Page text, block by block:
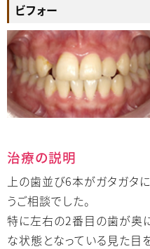
ビフォー
治療の説明
上の歯並び6本がガタガタ
うご相談でした。
特に左右の2番目の歯が奥
な状態となっている見た目